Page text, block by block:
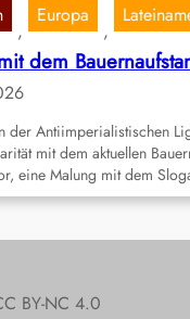
,
Europa
,
dem
der Antiimperialistischen
mit dem aktuellen
eine Malung mit dem
BY-NC 4.0